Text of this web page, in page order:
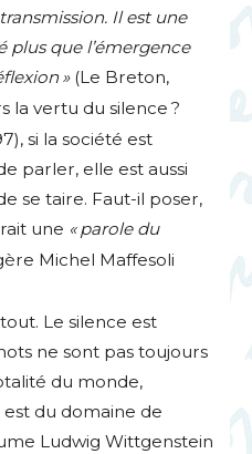
Il est une
plus que l’émergence
»(Le Breton,
la vertu du silence ?
si la société est
parler, elle est aussi
se taire. Faut-il poser,
une « parole du
Michel Maffesoli
Le silence est
ne sont pas toujours
du monde,
du domaine de
Ludwig Wittgenstein